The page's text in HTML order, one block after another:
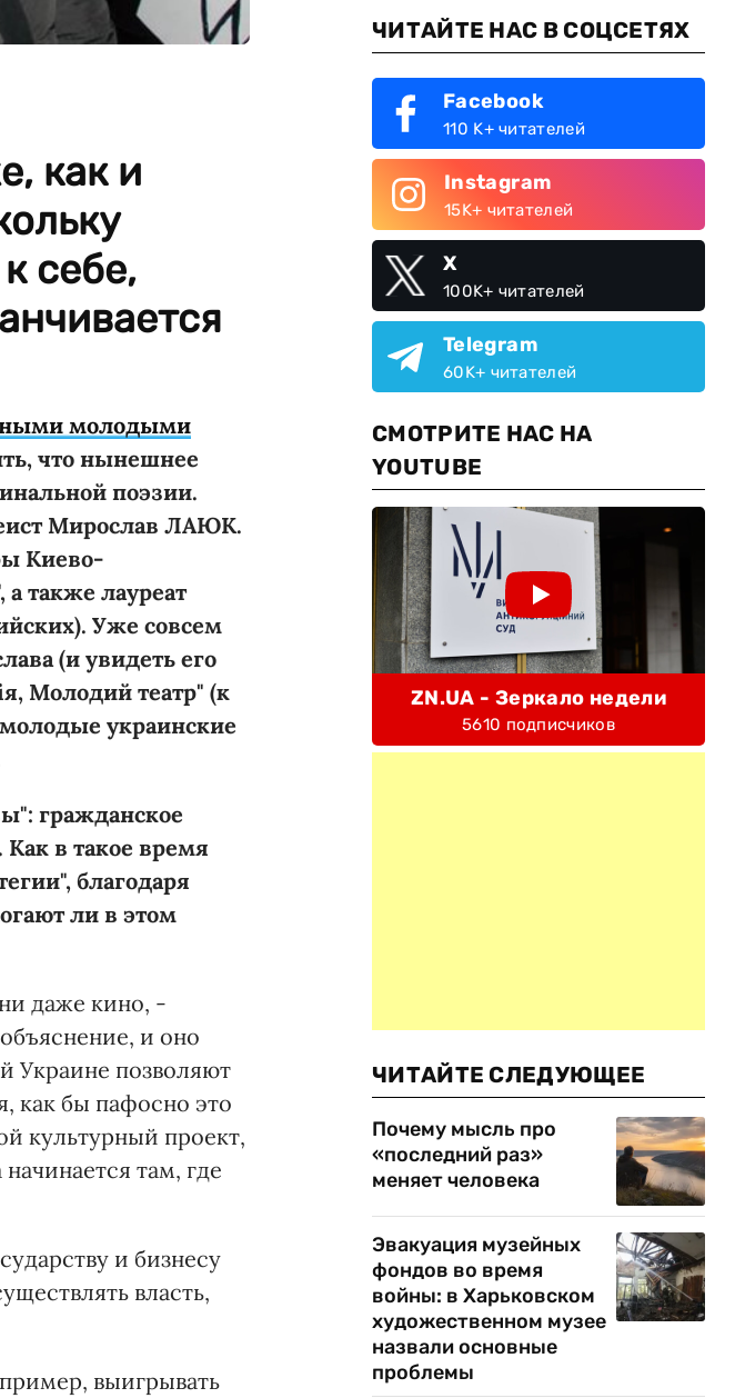
как и
себе,
молодыми
что нынешнее
поэзии.
Мирослав ЛАЮК.
Киево-
также лауреат
Уже совсем
(и увидеть его
Молодий театр" (к
украинские
гражданское
в такое время
благодаря
ли в этом
даже кино, -
и оно
Украине позволяют
как бы пафосно это
культурный проект,
там, где
и бизнесу
власть,
выигрывать
ЧИТАЙТЕ НАС В СОЦСЕТЯХ
Facebook
110 K+ читателей
Instagram
15K+ читателей
X
100K+ читателей
Telegram
60K+ читателей
СМОТРИТЕ НАС НА
YOUTUBE
ZN.UA - Зеркало недели
5610 подписчиков
ЧИТАЙТЕ СЛЕДУЮЩЕЕ
Почему мысль про
«последний раз»
меняет человека
Эвакуация музейных
фондов во время
войны: в Харьковском
художественном музее
назвали основные
проблемы